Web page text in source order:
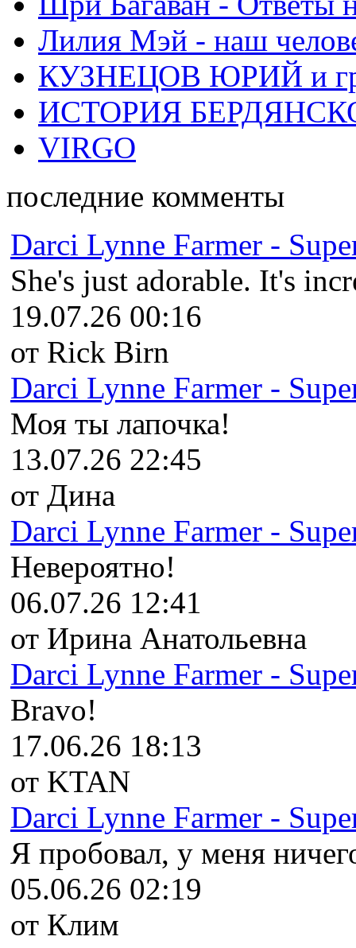
Лилия Мэй - наш
КУЗНЕЦОВ ЮРИЙ и
ИСТОРИЯ
VIRGO
последние комменты
Darci Lynne Farmer -
She's just adorable. It's
19.07.26 00:16
от Rick Birn
Darci Lynne Farmer -
Моя ты лапочка!
13.07.26 22:45
от Дина
Darci Lynne Farmer -
Невероятно!
06.07.26 12:41
от Ирина Анатольевна
Darci Lynne Farmer -
Bravo!
17.06.26 18:13
от KTAN
Darci Lynne Farmer -
Я пробовал, у меня
05.06.26 02:19
от Клим